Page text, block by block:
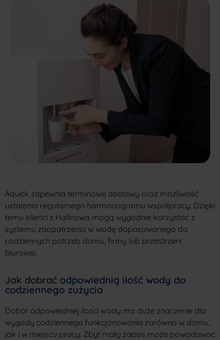
Aquick zapewnia terminowe dostawy oraz możliwość
ustalenia regularnego harmonogramu współpracy. Dzięki
temu klienci z Halinowa mogą wygodnie korzystać z
systemu zaopatrzenia w wodę dopasowanego do
codziennych potrzeb domu, firmy lub przestrzeni
biurowej.
Jak dobrać odpowiednią ilość wody do
codziennego zużycia
Dobór odpowiedniej ilości wody ma duże znaczenie dla
wygody codziennego funkcjonowania zarówno w domu,
jak i w miejscu pracy. Zbyt mały zapas może powodować